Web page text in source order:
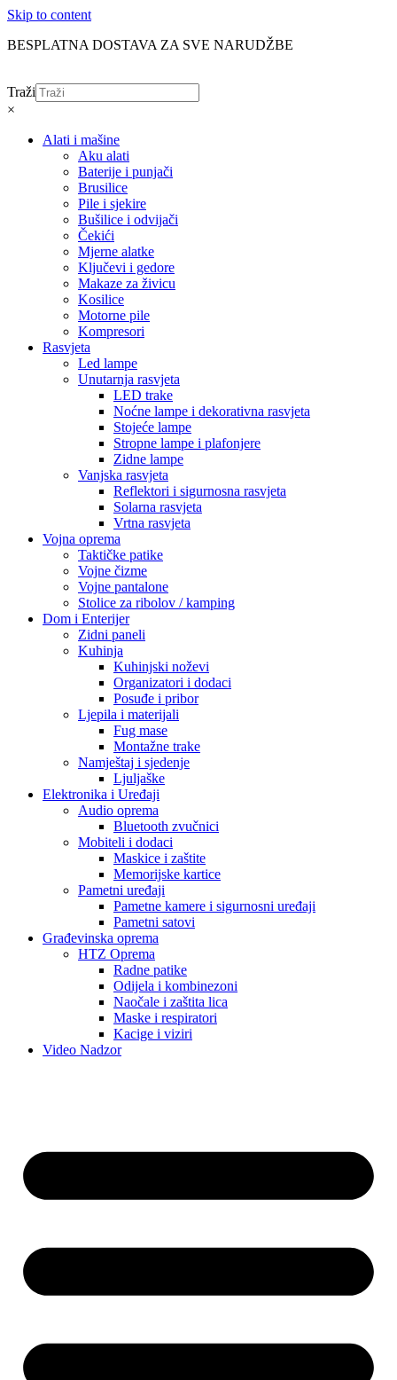
Skip to content
BESPLATNA DOSTAVA ZA SVE NARUDŽBE
Traži
×
Alati i mašine
Aku alati
Baterije i punjači
Brusilice
Pile i sjekire
Bušilice i odvijači
Čekići
Mjerne alatke
Ključevi i gedore
Makaze za živicu
Kosilice
Motorne pile
Kompresori
Rasvjeta
Led lampe
Unutarnja rasvjeta
LED trake
Noćne lampe i dekorativna rasvjeta
Stojeće lampe
Stropne lampe i plafonjere
Zidne lampe
Vanjska rasvjeta
Reflektori i sigurnosna rasvjeta
Solarna rasvjeta
Vrtna rasvjeta
Vojna oprema
Taktičke patike
Vojne čizme
Vojne pantalone
Stolice za ribolov / kamping
Dom i Enterijer
Zidni paneli
Kuhinja
Kuhinjski noževi
Organizatori i dodaci
Posuđe i pribor
Ljepila i materijali
Fug mase
Montažne trake
Namještaj i sjedenje
Ljuljaške
Elektronika i Uređaji
Audio oprema
Bluetooth zvučnici
Mobiteli i dodaci
Maskice i zaštite
Memorijske kartice
Pametni uređaji
Pametne kamere i sigurnosni uređaji
Pametni satovi
Građevinska oprema
HTZ Oprema
Radne patike
Odijela i kombinezoni
Naočale i zaštita lica
Maske i respiratori
Kacige i viziri
Video Nadzor